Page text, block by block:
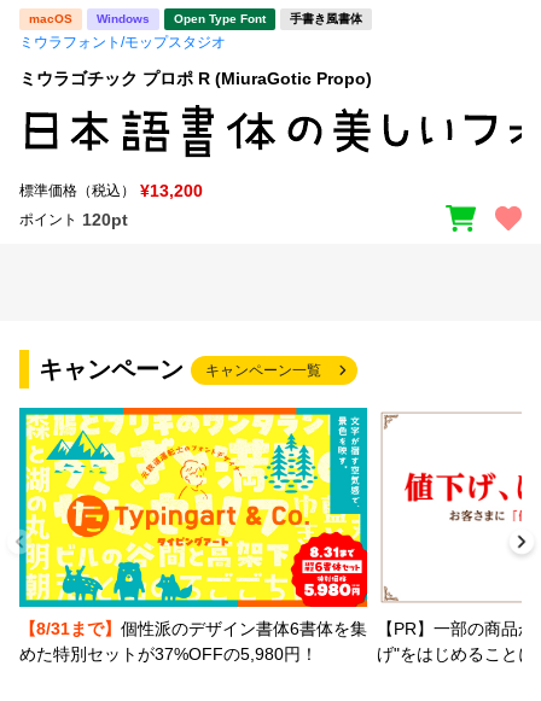
macOS Windows Open Type Font 手書き風書体
ミウラフォント/モップスタジオ
ミウラゴチック プロポ R (MiuraGotic Propo)
標準価格（税込） ¥13,200
ポイント 120pt
キャンペーン キャンペーン一覧
【8/31まで】 個性派のデザイン書体6書体を集
めた特別セットが37%OFFの5,980円！
【PR】一部の商品
げ"をはじめること